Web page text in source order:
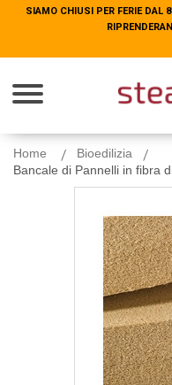
SIAMO CHIUSI PER FERIE DAL
Home
Bioedilizia
Bancale di Pannelli in fibra
SIAMO CHIUSI PER FERIE DAL